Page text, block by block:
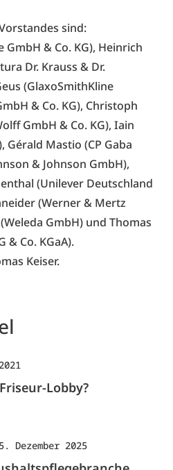
sind:
& Co. KG), Heinrich
Dr. Krauss & Dr.
(GlaxoSmithKline
& Co. KG), Christoph
GmbH & Co. KG), Iain
Gérald Mastio (CP Gaba
& Johnson GmbH),
(Unilever Deutschland
(Werner & Mertz
GmbH) und Thomas
& Co. KGaA).
Keiser.
Lobby?
Dezember 2025